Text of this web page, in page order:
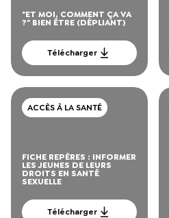
"ET MOI, COMMENT ÇA VA
?" BIEN ÊTRE (DÉPLIANT)
Télécharger
ACCÈS À LA SANTÉ
FICHE REPÈRES : INFORMER
LES JEUNES DE LEURS
DROITS EN SANTÉ
SEXUELLE
Télécharger